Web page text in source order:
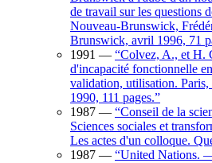
de travail sur les questions
Nouveau-Brunswick,
Brunswick, avril 1996, 71
1991 — “Colvez, A., et H.
d'incapacité fonctionnelle
validation, utilisation.
1990, 111 pages.”
1987 — “Conseil de la
Sciences sociales et
Les actes d'un colloque.
1987 — “United Nations.